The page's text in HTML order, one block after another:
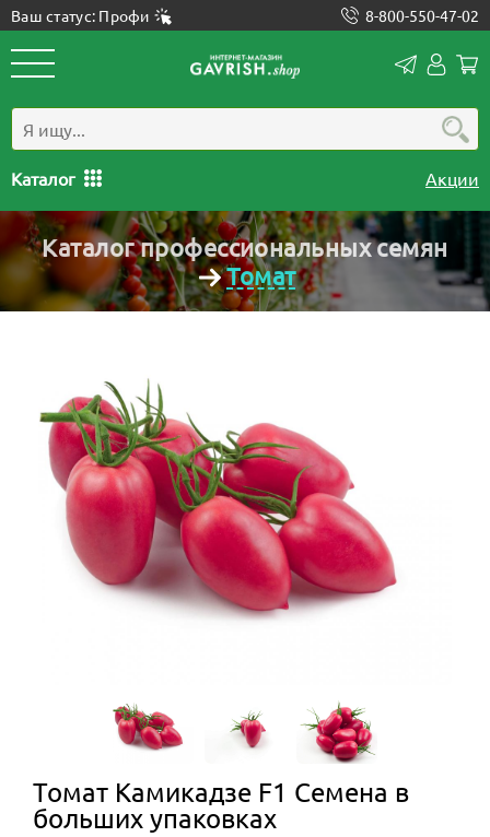
Ваш статус: Профи 8-800-550-47-02
Каталог Акции
Каталог профессиональных семян
Томат
Томат Камикадзе F1 Семена в
больших упаковках